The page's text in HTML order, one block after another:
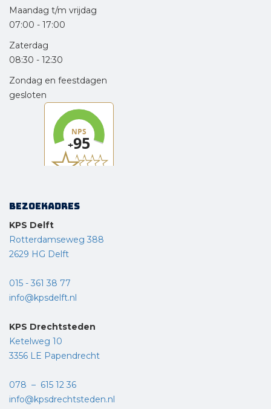
Maandag t/m vrijdag
07:00 - 17:00
Zaterdag
08:30 - 12:30
Zondag en feestdagen
gesloten
Bezoekadres
KPS Delft
Rotterdamseweg 388
2629 HG Delft
015 - 361 38 77
info@kpsdelft.nl
KPS Drechtsteden
Ketelweg 10
3356 LE Papendrecht
078 – 615 12 36
info@kpsdrechtsteden.nl